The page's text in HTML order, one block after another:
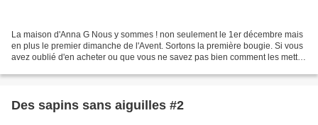
La maison d'Anna G Nous y sommes ! non seulement le 1er décembre mais
en plus le premier dimanche de l'Avent. Sortons la première bougie. Si vous
avez oublié d'en acheter ou que vous ne savez pas bien comment les mettre
Des sapins sans aiguilles #2